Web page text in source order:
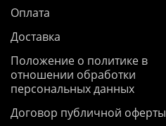
Оплата
Доставка
Положение о политике в
отношении обработки
персональных данных
Договор публичной оферты